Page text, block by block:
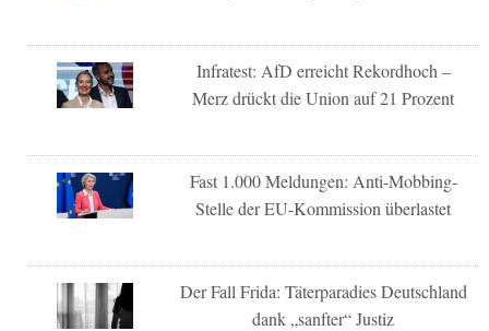
Infratest: AfD erreicht Rekordhoch –
Merz drückt die Union auf 21 Prozent
Fast 1.000 Meldungen: Anti-Mobbing-
Stelle der EU-Kommission überlastet
Der Fall Frida: Täterparadies Deutschland
dank „sanfter“ Justiz